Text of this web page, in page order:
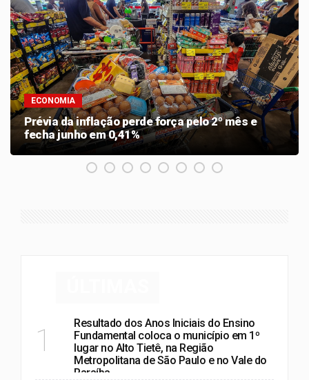
ECONOMIA
Prévia da inflação perde força pelo 2º mês e
fecha junho em 0,41%
1
Resultado dos Anos Iniciais do Ensino
Fundamental coloca o município em 1º
lugar no Alto Tietê, na Região
Metropolitana de São Paulo e no Vale do
Paraíba